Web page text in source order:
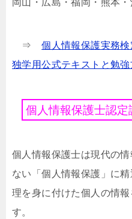
⇒個人情報保護実務
独学用公式テキストと勉強
個 人情報保護士認定
個人情報保護士は現代の
ない「個人情報保護」に
理を身に付けた個人の情
す。